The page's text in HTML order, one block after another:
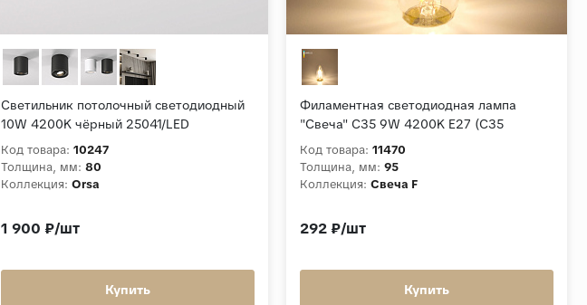
Светильник потолочный светодиодный
10W 4200K чёрный 25041/LED
Код товара: 10247
Толщина, мм: 80
Коллекция: Orsa
1 900 ₽/шт
Купить
Филаментная светодиодная лампа
"Свеча" C35 9W 4200K E27 (C35
прозрачный) BLE2706
Код товара: 11470
Толщина, мм: 95
Коллекция: Свеча F
292 ₽/шт
Купить